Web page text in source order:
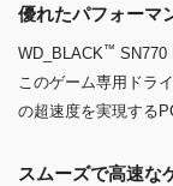
優れたパフォーマ
WD_BLACK™ SN770
このゲーム専用ドラ
の超速度を実現する
スムーズで高速な